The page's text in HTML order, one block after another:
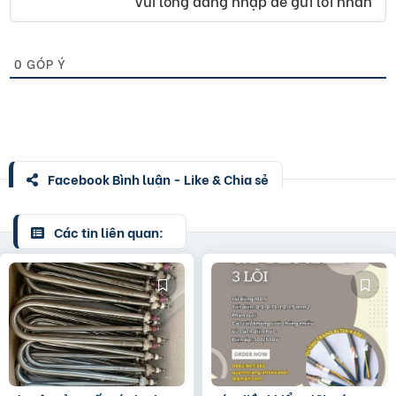
0 GÓP Ý
Facebook Bình luận - Like & Chia sẻ
Các tin liên quan: